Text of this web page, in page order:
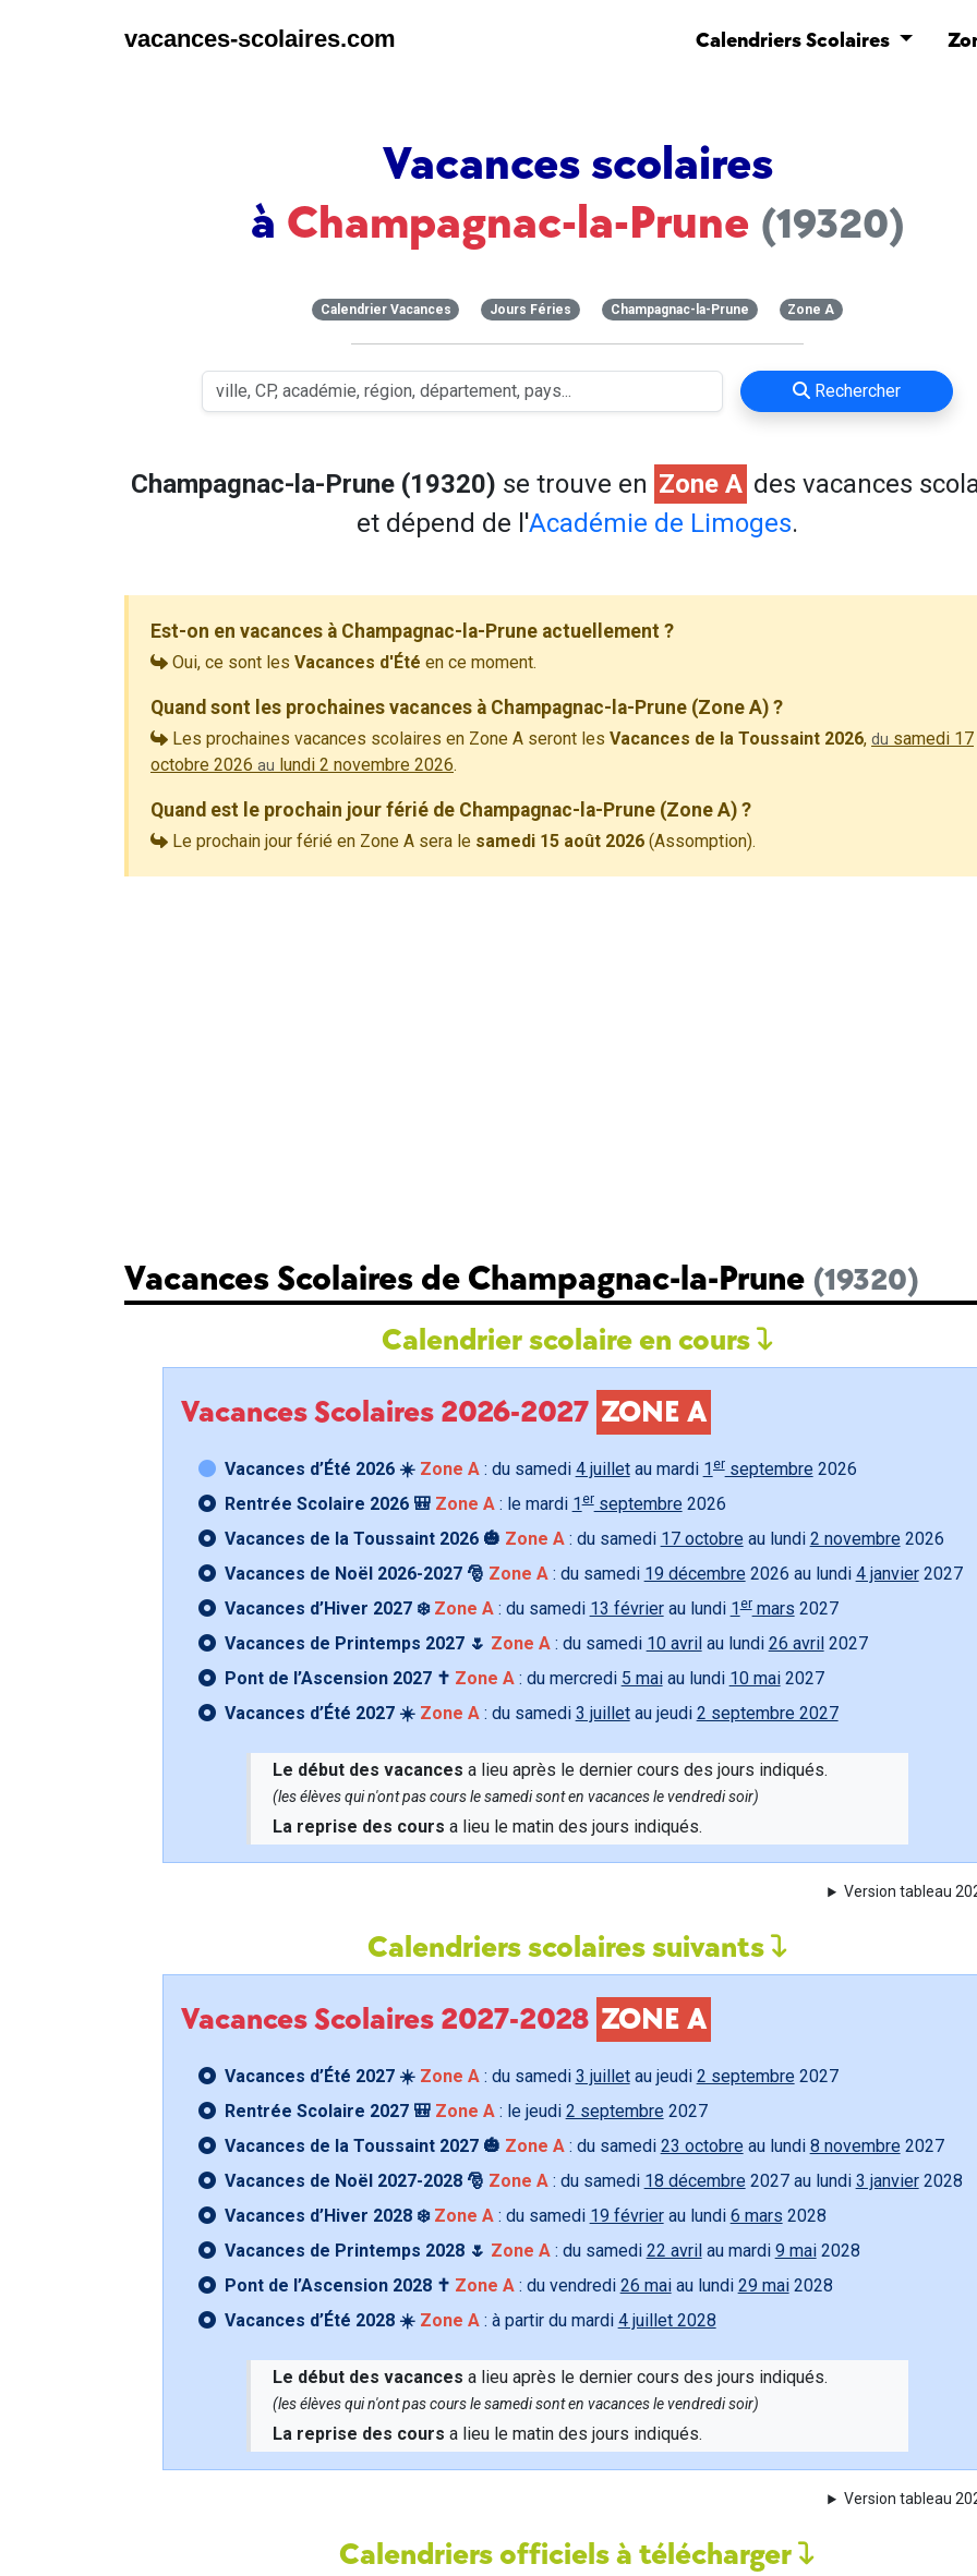
vacances-scolaires.com Calendriers Scolaires
Vacances scolaires
à Champagnac-la-Prune (19320)
Calendrier Vacances Jours Féries Champagnac-la-Prune Zone A
Rechercher
Champagnac-la-Prune (19320) se trouve en Zone A des vacances
et dépend de l'Académie de Limoges.
Est-on en vacances à Champagnac-la-Prune actuellement ?
Oui, ce sont les Vacances d'Été en ce moment.
Quand sont les prochaines vacances à Champagnac-la-Prune (Zone A) ?
Les prochaines vacances scolaires en Zone A seront les Vacances de la Toussaint 2026, du samedi 17
octobre 2026 au lundi 2 novembre 2026.
Quand est le prochain jour férié de Champagnac-la-Prune (Zone A) ?
Le prochain jour férié en Zone A sera le samedi 15 août 2026 (Assomption).
Vacances Scolaires de Champagnac-la-Prune (19320)
Calendrier scolaire en cours
Vacances Scolaires 2026-2027 ZONE A
Vacances d’Été 2026 ☀️ Zone A: du samedi 4 juilletau mardi 1 erseptembre 2026
Rentrée Scolaire 2026 🎒 Zone A: le mardi 1erseptembre 2026
Vacances de la Toussaint 2026 🎃 Zone A: du samedi 17 octobre au lundi 2 novembre 2026
Vacances de Noël 2026-2027 🎅 Zone A: du samedi 19 décembre 2026 au lundi 4 janvier2027
Vacances d’Hiver 2027 ❄️ Zone A: du samedi 13 févrierau lundi 1ermars 2027
Vacances de Printemps 2027 🌷 Zone A: du samedi 10 avril au lundi 26 avril 2027
Pont de l’Ascension 2027 ✝️ Zone A: du mercredi 5 maiau lundi 10 mai2027
Vacances d’Été 2027 ☀️ Zone A: du samedi 3 juilletau jeudi 2 septembre 2027
Le début des vacances a lieu après le dernier cours des jours indiqués.
(les élèves qui n'ont pas cours le samedi sont en vacances le vendredi soir)
La reprise des cours a lieu le matin des jours indiqués.
Version tableau
Calendriers scolaires suivants
Vacances Scolaires 2027-2028 ZONE A
Vacances d’Été 2027 ☀️ Zone A: du samedi 3 juilletau jeudi 2 septembre 2027
Rentrée Scolaire 2027 🎒 Zone A: le jeudi 2 septembre 2027
Vacances de la Toussaint 2027 🎃 Zone A: du samedi 23 octobre au lundi 8 novembre 2027
Vacances de Noël 2027-2028 🎅 Zone A: du samedi 18 décembre 2027 au lundi 3 janvier2028
Vacances d’Hiver 2028 ❄️ Zone A: du samedi 19 févrierau lundi 6 mars 2028
Vacances de Printemps 2028 🌷 Zone A: du samedi 22 avril au mardi 9 mai2028
Pont de l’Ascension 2028 ✝️ Zone A: du vendredi 26 maiau lundi 29 mai2028
Vacances d’Été 2028 ☀️ Zone A: à partir du mardi 4 juillet 2028
Le début des vacances a lieu après le dernier cours des jours indiqués.
(les élèves qui n'ont pas cours le samedi sont en vacances le vendredi soir)
La reprise des cours a lieu le matin des jours indiqués.
Version tableau
Calendriers officiels à télécharger